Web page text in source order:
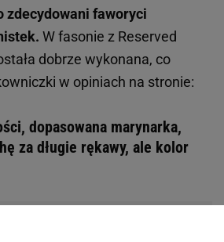
zdecydowani faworyci
W fasonie z Reserved
dobrze wykonana, co
w opiniach na stronie:
dopasowana marynarka,
za długie rękawy, ale kolor